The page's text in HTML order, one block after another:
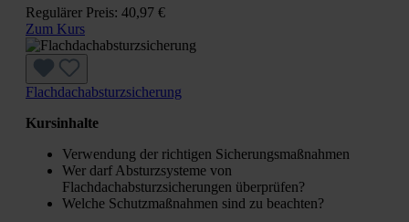
Regulärer Preis: 40,97 €
Zum Kurs
Flachdachabsturzsicherung
Kursinhalte
Verwendung der richtigen Sicherungsmaßnahmen
Wer darf Absturzsysteme von
Flachdachabsturzsicherungen überprüfen?
Welche Schutzmaßnahmen sind zu beachten?